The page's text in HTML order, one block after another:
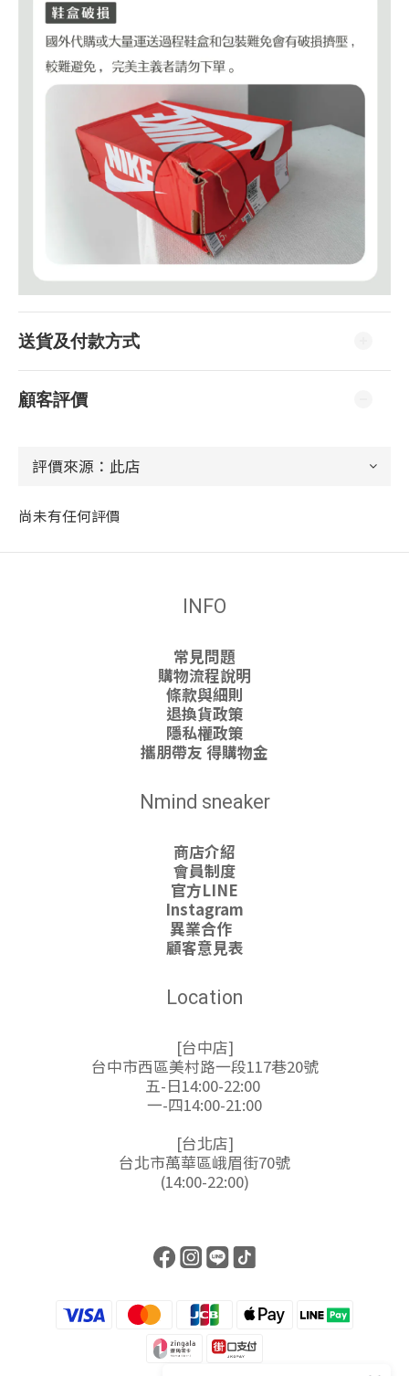
送貨及付款方式
顧客評價
尚未有任何評價
INFO
常見問題
購物流程說明
條款與細則
退換貨政策
隱私權政策
攜朋帶友 得購物金
Nmind sneaker
商店介紹
會員制度
官方LINE
Instagram
異業合作
顧客意見表
Location
[台中店]
台中市西區美村路一段117巷20號
五-日14:00-22:00
一-四14:00-21:00
[台北店]
台北市萬華區峨眉街70號
(14:00-22:00)